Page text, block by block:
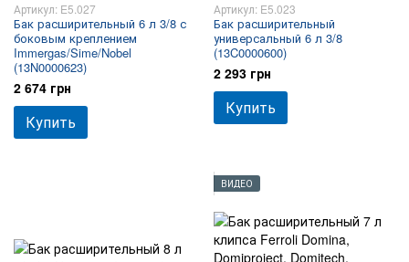
Артикул: E5.027
Бак расширительный 6 л 3/8 с
боковым креплением
Immergas/Sime/Nobel
(13N0000623)
2 674 грн
Купить
Артикул: E5.023
Бак расширительный
универсальный 6 л 3/8
(13C0000600)
2 293 грн
Купить
ВИДЕО